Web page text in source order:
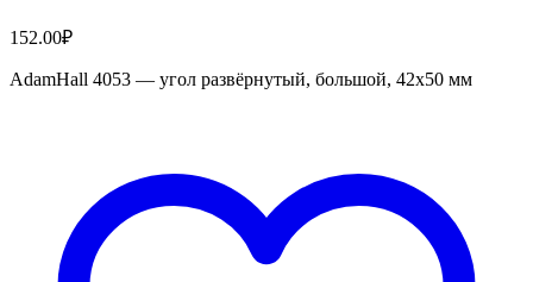
152.00₽
AdamHall 4053 — угол развёрнутый, большой, 42х50 мм